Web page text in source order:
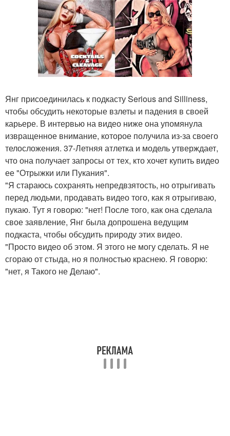
Янг присоединилась к подкасту Serious and Silliness,
чтобы обсудить некоторые взлеты и падения в своей
карьере. В интервью на видео ниже она упомянула
извращенное внимание, которое получила из-за своего
телосложения. 37-Летняя атлетка и модель утверждает,
что она получает запросы от тех, кто хочет купить видео
ее "Отрыжки или Пукания".
"Я стараюсь сохранять непредвзятость, но отрыгивать
перед людьми, продавать видео того, как я отрыгиваю,
пукаю. Тут я говорю: "нет! После того, как она сделала
свое заявление, Янг была допрошена ведущим
подкаста, чтобы обсудить природу этих видео.
"Просто видео об этом. Я этого не могу сделать. Я не
сгораю от стыда, но я полностью краснею. Я говорю:
"нет, я Такого не Делаю".